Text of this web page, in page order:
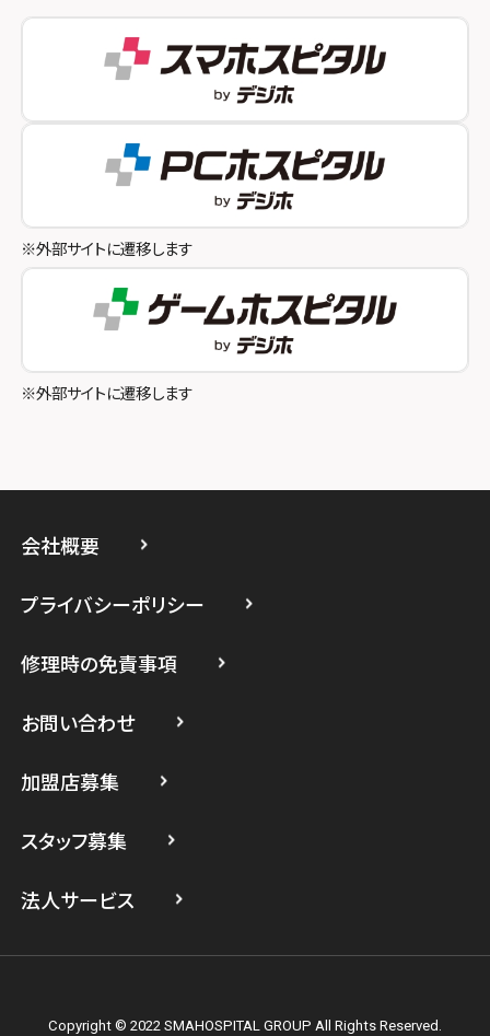
スマホスピタル 自由が丘
スマホスピタルオリナス錦糸町
スマホスピタル テルル成増
スマホスピタル池袋
スマホスピタル八王子
スマホスピタル町田
スマホスピタル吉祥寺
スマホスピタル立川
スマホスピタル たまプラーザ駅前
スマホスピタル 登戸・向ヶ丘遊園
スマホスピタル 武蔵小杉
スマホスピタル テルル上大岡
スマホスピタル by デジホ 姫路キャスパ
スマホスピタル伊丹
スマホスピタル奈良生駒
スマホスピタル和歌山
※外部サイトに遷移します
※外部サイトに遷移します
会社概要
プライバシーポリシー
修理時の免責事項
お問い合わせ
加盟店募集
スタッフ募集
法人サービス
Copyright © 2022 SMAHOSPITAL GROUP All Rights Reserved.